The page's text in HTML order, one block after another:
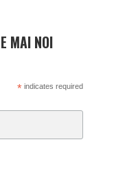
MAI NOI
*indicates required